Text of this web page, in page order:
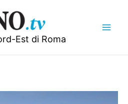
Est di Roma